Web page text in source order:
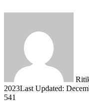
2023Last Updated:
541